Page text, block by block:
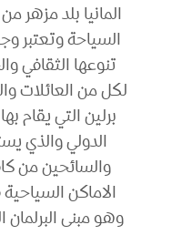
المانيا بلد مزهر
السياحة وتعتبر
تنوعها الثقافي
لكل من العائلات
برلين التي يقام
الدولي والذي
والسائحين من
الاماكن
وهو مبنى البرلمان